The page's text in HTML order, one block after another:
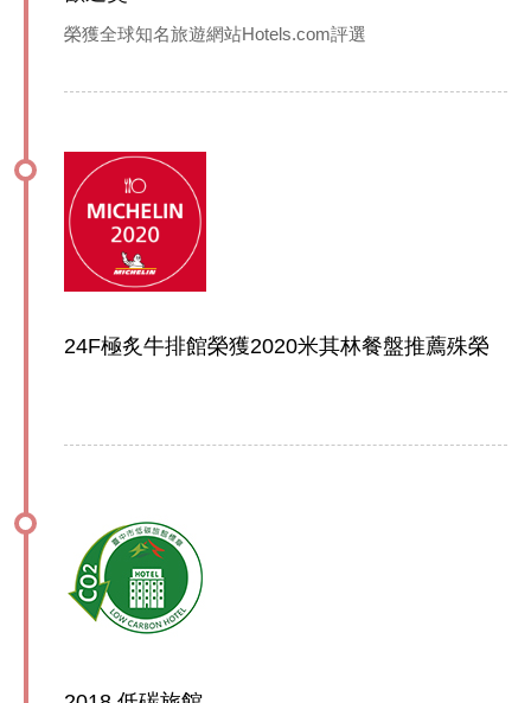
榮獲全球知名旅遊網站Hotels.com評選
24F極炙牛排館榮獲2020米其林餐盤推薦殊榮